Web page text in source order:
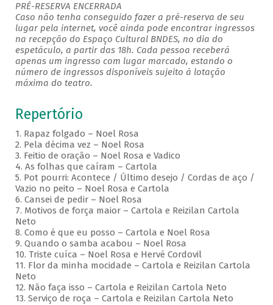
PRÉ-RESERVA ENCERRADA
Caso não tenha conseguido fazer a pré-reserva de seu
lugar pela internet, você ainda pode encontrar ingressos
na recepção do Espaço Cultural BNDES, no dia do
espetáculo, a partir das 18h. Cada pessoa receberá
apenas um ingresso com lugar marcado, estando o
número de ingressos disponíveis sujeito à lotação
máxima do teatro.
Repertório
1. Rapaz folgado – Noel Rosa
2. Pela décima vez – Noel Rosa
3. Feitio de oração – Noel Rosa e Vadico
4. As folhas que caíram – Cartola
5. Pot pourri: Acontece / Último desejo / Cordas de aço /
Vazio no peito – Noel Rosa e Cartola
6. Cansei de pedir – Noel Rosa
7. Motivos de força maior – Cartola e Reizilan Cartola
Neto
8. Como é que eu posso – Cartola e Noel Rosa
9. Quando o samba acabou – Noel Rosa
10. Triste cuíca – Noel Rosa e Hervé Cordovil
11. Flor da minha mocidade – Cartola e Reizilan Cartola
Neto
12. Não faça isso – Cartola e Reizilan Cartola Neto
13. Serviço de roça – Cartola e Reizilan Cartola Neto